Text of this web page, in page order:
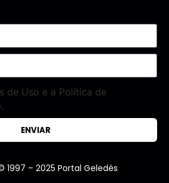
de Uso e a Política de
ENVIAR
1997 – 2025 Portal Geledés